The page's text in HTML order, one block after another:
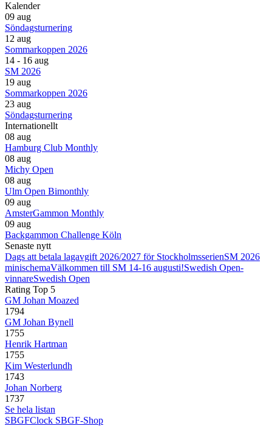
Kalender
09 aug
Söndagsturnering
12 aug
Sommarkoppen 2026
14 - 16 aug
SM 2026
19 aug
Sommarkoppen 2026
23 aug
Söndagsturnering
Internationellt
08 aug
Hamburg Club Monthly
08 aug
Michy Open
08 aug
Ulm Open Bimonthly
09 aug
AmsterGammon Monthly
09 aug
Backgammon Challenge Köln
Senaste nytt
Dags att betala lagavgift 2026/2027 för StockholmsserienSM 2026
minischemaVälkommen till SM 14-16 augusti!Swedish Open-
vinnareSwedish Open
Rating Top 5
GM Johan Moazed
1794
GM Johan Bynell
1755
Henrik Hartman
1755
Kim Westerlundh
1743
Johan Norberg
1737
Se hela listan
SBGFClock SBGF-Shop